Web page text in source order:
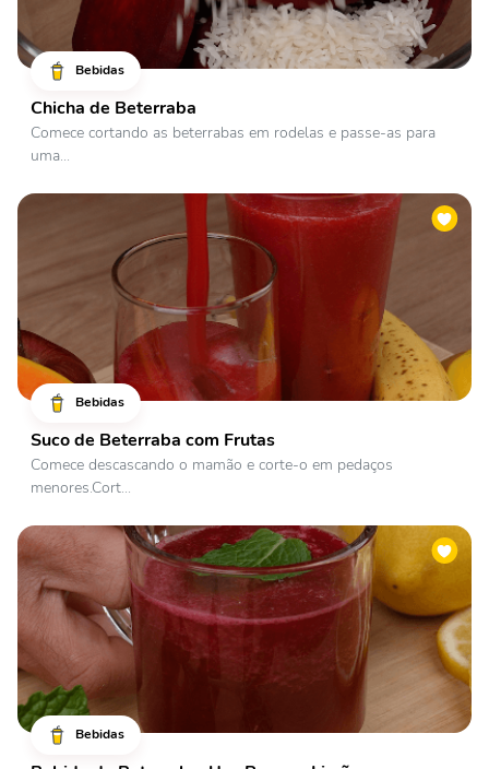
Bebidas
Chicha de Beterraba
Comece cortando as beterrabas em rodelas e passe-as para
uma...
Bebidas
Suco de Beterraba com Frutas
Comece descascando o mamão e corte-o em pedaços
menores.Cort...
Bebidas